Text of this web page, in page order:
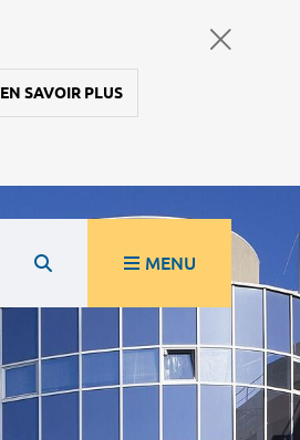
EN SAVOIR PLUS
MENU